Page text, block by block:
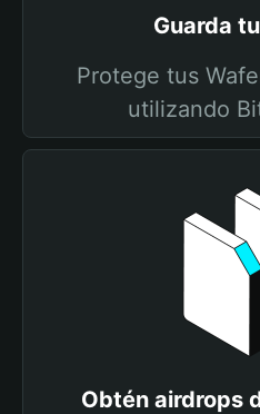
Guarda
Protege tus
utilizando
Obtén airdrops